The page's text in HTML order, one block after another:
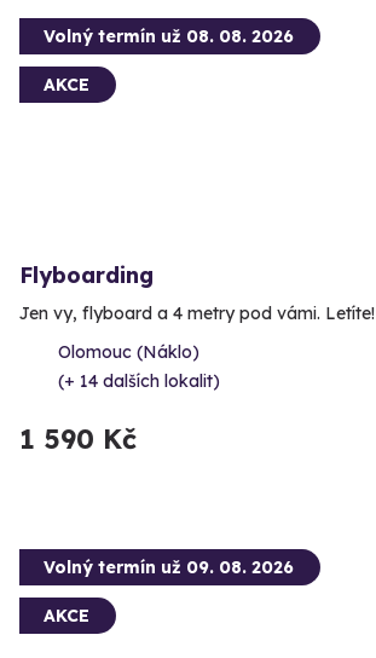
Volný termín už 08. 08. 2026
AKCE
Flyboarding
Jen vy, flyboard a 4 metry pod vámi. Letíte!
Olomouc (Náklo)
(+ 14 dalších lokalit)
1 590 Kč
Volný termín už 09. 08. 2026
AKCE